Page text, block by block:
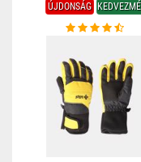
ÚJDONSÁG